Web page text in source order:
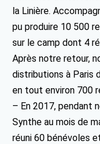
la Linière.
pu produire 10 500
sur le camp dont 4
Après notre retour,
distributions à Paris
en tout environ 700
– En 2017, pendant
Synthe au mois de
réuni 60 bénévoles